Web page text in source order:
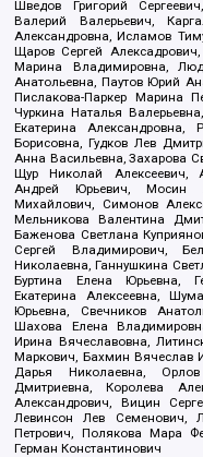
Шведов Григорий
Валерий Валерьевич,
Александровна, Исламов
Щаров Сергей
Марина Владимировна,
Анатольевна, Паутов Юрий
Пислакова-Паркер Марина
Чуркина Наталья
Екатерина
Борисовна, Гудков Лев
Анна Васильевна, Захарова
Щур Николай Алексеевич,
Андрей Юрьевич, Мосин
Михайлович, Симонов
Мельникова Валентина
Баженова Светлана
Сергей Владимирович,
Николаевна, Ганнушкина
Буртина Елена Юрьевна,
Екатерина Алексеевна,
Юрьевна, Свечников
Шахова Елена
Ирина Вячеславовна,
Маркович, Бахмин Вячеслав
Дарья Николаевна,
Дмитриевна, Королева
Александрович, Вицин
Левинсон Лев Семенович,
Петрович, Полякова Мара
Герман Константинович